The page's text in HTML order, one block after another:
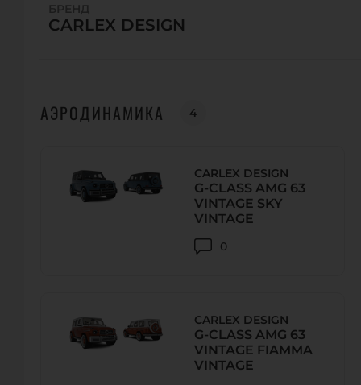
БРЕНД
CARLEX DESIGN
АЭРОДИНАМИКА 4
CARLEX DESIGN
G-CLASS AMG 63
VINTAGE SKY
VINTAGE
0
CARLEX DESIGN
G-CLASS AMG 63
VINTAGE FIAMMA
VINTAGE